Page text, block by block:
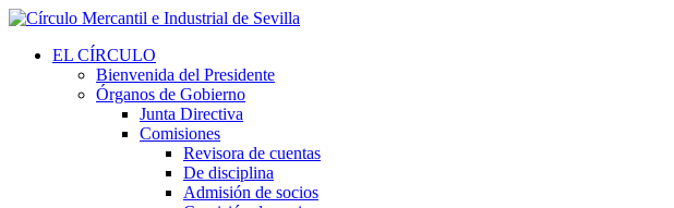
EL CÍRCULO
Bienvenida del Presidente
Órganos de Gobierno
Junta Directiva
Comisiones
Revisora de cuentas
De disciplina
Admisión de socios